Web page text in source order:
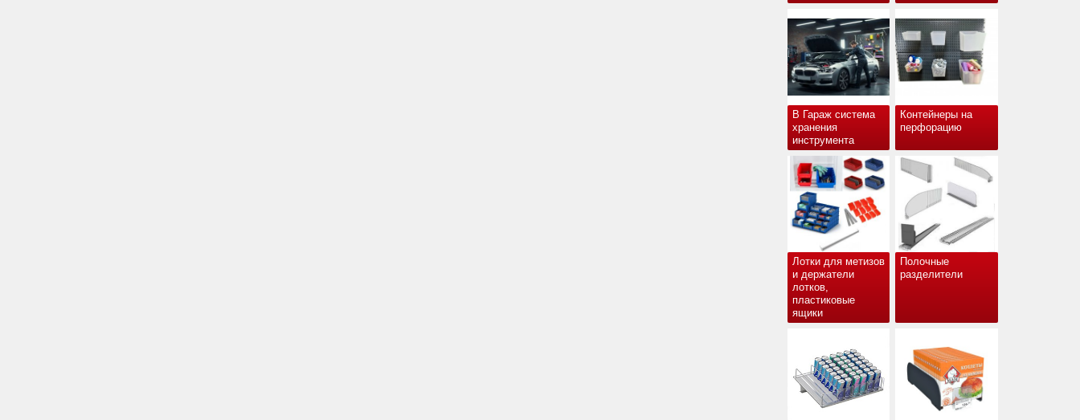
В Гараж система
хранения
инструмента
Контейнеры на
перфорацию
Лотки для метизов
и держатели
лотков,
пластиковые
ящики
Полочные
разделители